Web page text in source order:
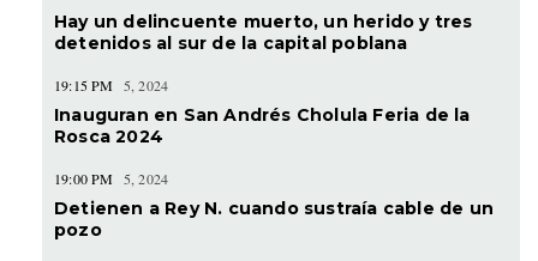
Hay un delincuente muerto, un herido y tres
detenidos al sur de la capital poblana
19:15 PM 5, 2024
Inauguran en San Andrés Cholula Feria de la
Rosca 2024
19:00 PM 5, 2024
Detienen a Rey N. cuando sustraía cable de un
pozo